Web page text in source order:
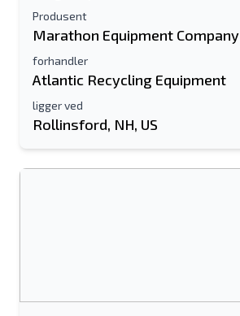
Produsent
Marathon Equipment Company
forhandler
Atlantic Recycling Equipment
ligger ved
Rollinsford, NH, US